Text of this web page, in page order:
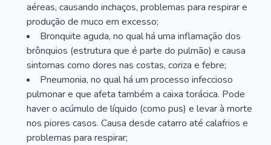
aéreas, causando inchaços, problemas para respirar e
produção de muco em excesso;
Bronquite aguda, no qual há uma inflamação dos
brônquios (estrutura que é parte do pulmão) e causa
sintomas como dores nas costas, coriza e febre;
Pneumonia, no qual há um processo infeccioso
pulmonar e que afeta também a caixa torácica. Pode
haver o acúmulo de líquido (como pus) e levar à morte
nos piores casos. Causa desde catarro até calafrios e
problemas para respirar;